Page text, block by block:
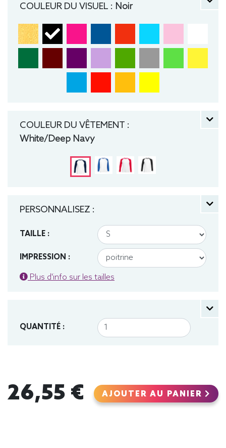
COULEUR DU VISUEL : Noir
COULEUR DU VÊTEMENT :
White/Deep Navy
PERSONNALISEZ :
TAILLE :
IMPRESSION :
Plus d'info sur les tailles
QUANTITÉ :
26,55 € AJOUTER AU PANIER